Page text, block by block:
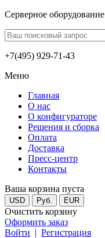
Серверное
+7(495) 929-71-43
Меню
Главная
О нас
О конфигураторе
Решения и сборка
Оплата
Доставка
Пресс-центр
Контакты
Ваша корзина пуста
USD Руб. EUR
Очистить корзину
Оформить заказ
Войти | Регистрация